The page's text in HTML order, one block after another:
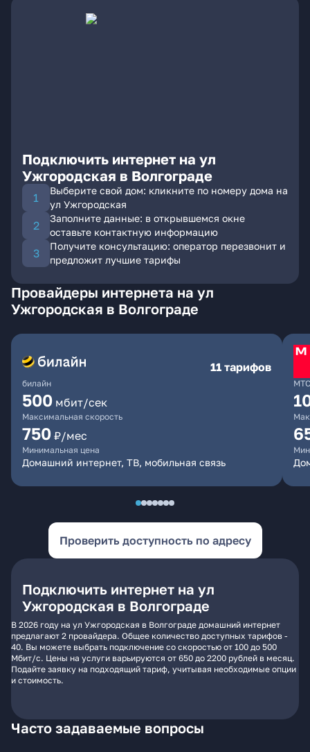
Подключить интернет на ул
Ужгородская в Волгограде
Выберите свой дом: кликните по номеру дома на
ул Ужгородская
Заполните данные: в открывшемся окне
оставьте контактную информацию
Получите консультацию: оператор перезвонит и
предложит лучшие тарифы
Провайдеры интернета на ул
Ужгородская в Волгограде
билайн
11 тарифов
500 мбит/сек
Максимальная скорость
750 ₽/мес
Минимальная цена
Домашний интернет, ТВ, мобильная связь
МТС
Проверить доступность по адресу
Подключить интернет на ул
Ужгородская в Волгограде
В 2026 году на ул Ужгородская в Волгограде домашний интернет
предлагают 2 провайдера. Общее количество доступных тарифов -
40. Вы можете выбрать подключение со скоростью от 100 до 500
Мбит/с. Цены на услуги варьируются от 650 до 2200 рублей в месяц.
Подайте заявку на подходящий тариф, учитывая необходимые опции
и стоимость.
Часто задаваемые вопросы